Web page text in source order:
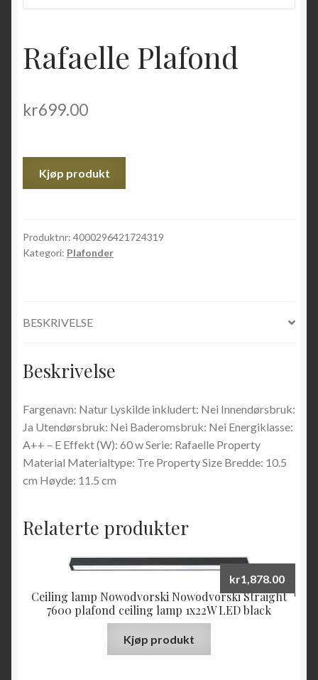
Rafaelle Plafond
kr699.00
Kjøp produkt
Produktnr: 4000296421724319
Kategori: Plafonder
BESKRIVELSE
Beskrivelse
Fargenavn: Natur Lyskilde inkludert: Nei Innendørsbruk:
Ja Utendørsbruk: Nei Baderomsbruk: Nei Energiklasse:
A++ – E Effekt (W): 60 w Serie: Rafaelle Property
Material Materialtype: Tre Property Size Bredde: 10.5
cm Høyde: 11.5 cm
Relaterte produkter
Ceiling lamp Nowodvorski Nowodvorski Straight
7600 plafond ceiling lamp 1x22W LED black
kr1,878.00
Kjøp produkt